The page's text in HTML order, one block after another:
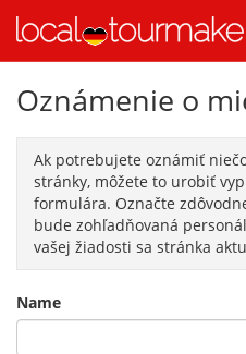
Oznámenie o
Ak potrebujete oznámiť
stránky, môžete to urobiť
formulára. Označte
bude zohľadňovaná
vašej žiadosti sa stránka
Name